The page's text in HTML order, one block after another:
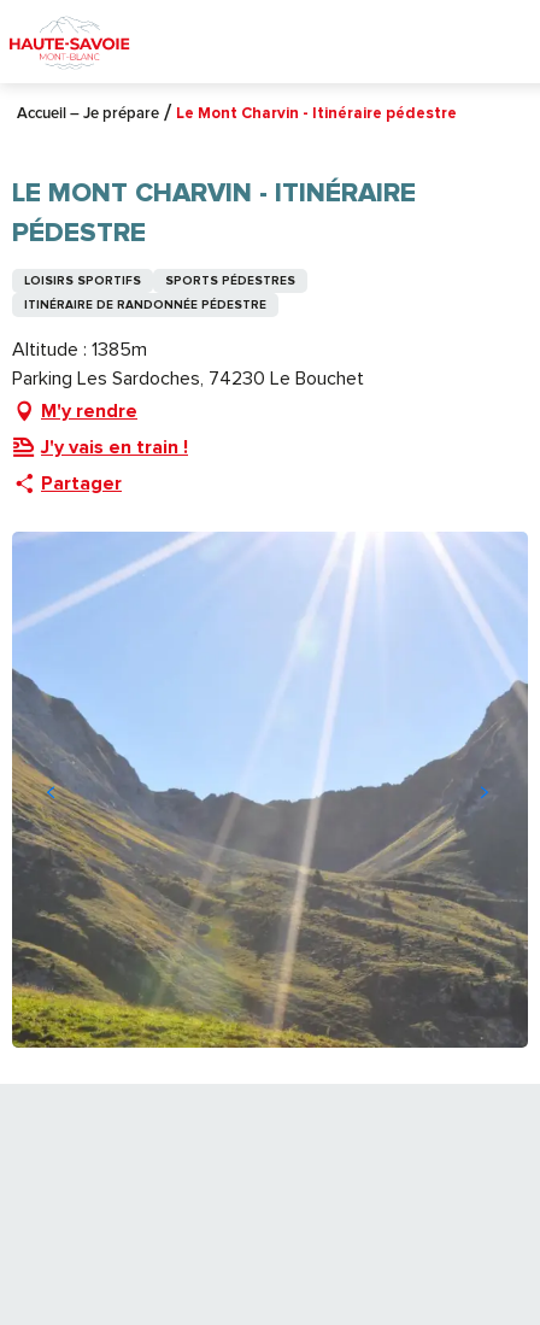
au
contenu
principal
Accueil – Je prépare Le Mont Charvin - Itinéraire pédestre
LE MONT CHARVIN - ITINÉRAIRE
PÉDESTRE
LOISIRS SPORTIFS
SPORTS PÉDESTRES
ITINÉRAIRE DE RANDONNÉE PÉDESTRE
Altitude : 1385m
Parking Les Sardoches, 74230 Le Bouchet
M'y rendre
J'y vais en train !
Partager